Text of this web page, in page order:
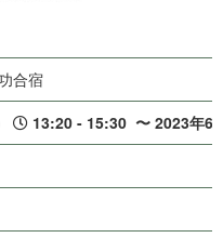
合宿
13:20 - 15:30 〜 2023年6